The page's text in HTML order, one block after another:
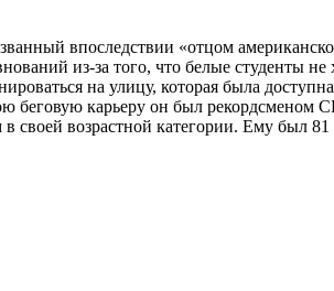
впоследствии «отцом
из-за того, что белые студенты
на улицу, которая была
беговую карьеру он был рекордсменом
своей возрастной категории. Ему был 81